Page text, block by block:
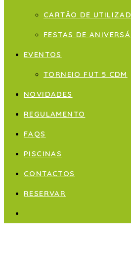
CARTÃO DE
FESTAS DE
EVENTOS
TORNEIO FUT 5 CDM
NOVIDADES
REGULAMENTO
FAQS
PISCINAS
CONTACTOS
RESERVAR